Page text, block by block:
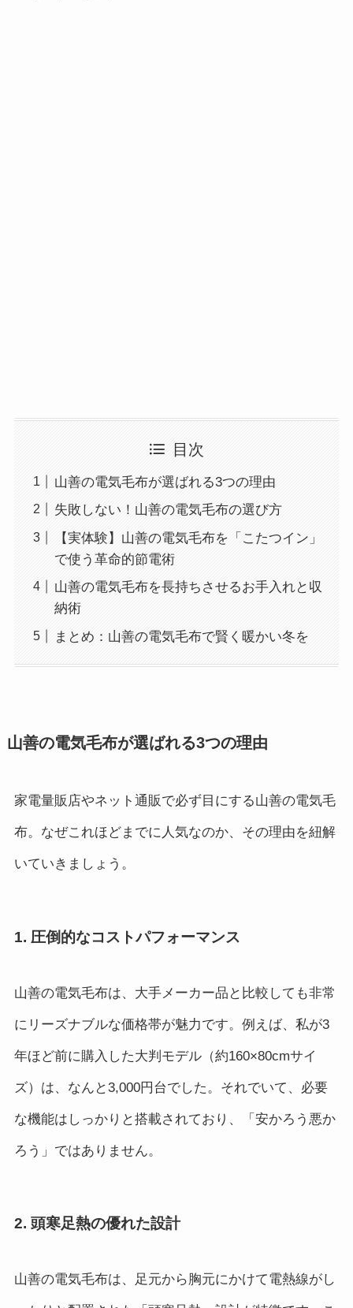
目次
山善の電気毛布が選ばれる3つの理由
失敗しない！山善の電気毛布の選び方
【実体験】山善の電気毛布を「こたつイン」
で使う革命的節電術
山善の電気毛布を長持ちさせるお手入れと収
納術
まとめ：山善の電気毛布で賢く暖かい冬を
山善の電気毛布が選ばれる3つの理由
家電量販店やネット通販で必ず目にする山善の電気毛
布。なぜこれほどまでに人気なのか、その理由を紐解
いていきましょう。
1. 圧倒的なコストパフォーマンス
山善の電気毛布は、大手メーカー品と比較しても非常
にリーズナブルな価格帯が魅力です。例えば、私が3
年ほど前に購入した大判モデル（約160×80cmサイ
ズ）は、なんと3,000円台でした。それでいて、必要
な機能はしっかりと搭載されており、「安かろう悪か
ろう」ではありません。
2. 頭寒足熱の優れた設計
山善の電気毛布は、足元から胸元にかけて電熱線がし